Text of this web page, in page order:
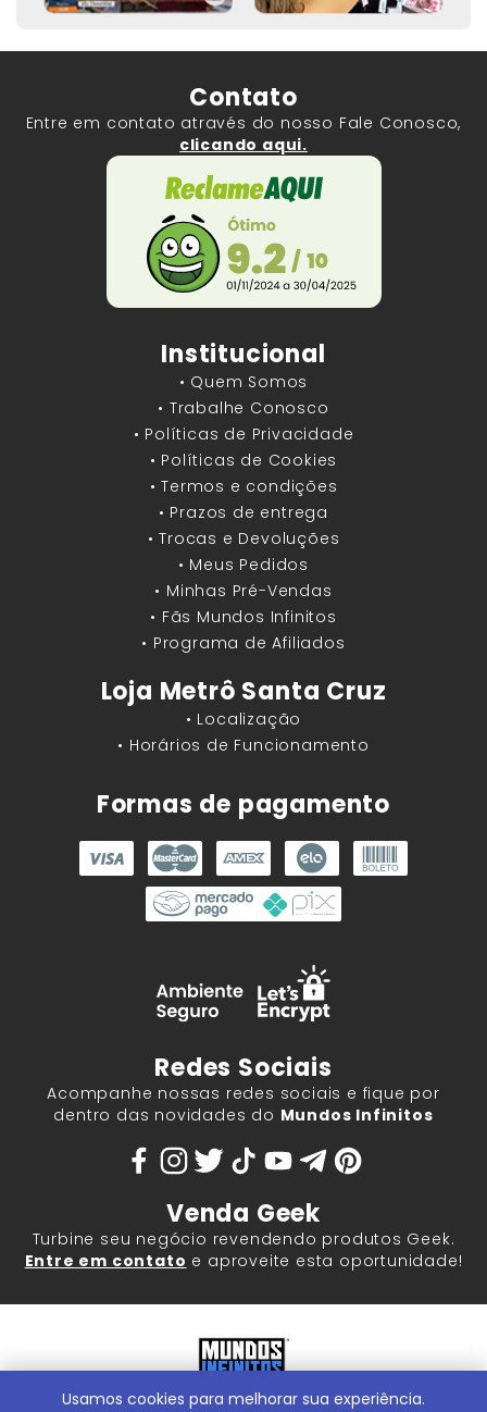
Contato
Entre em contato através do nosso Fale Conosco,
clicando aqui.
Institucional
• Quem Somos
• Trabalhe Conosco
• Políticas de Privacidade
• Políticas de Cookies
• Termos e condições
• Prazos de entrega
• Trocas e Devoluções
• Meus Pedidos
• Minhas Pré-Vendas
• Fãs Mundos Infinitos
• Programa de Afiliados
Loja Metrô Santa Cruz
• Localização
• Horários de Funcionamento
Formas de pagamento
Redes Sociais
Acompanhe nossas redes sociais e fique por
dentro das novidades do Mundos Infinitos
Venda Geek
Turbine seu negócio revendendo produtos Geek.
Entre em contato e aproveite esta oportunidade!
Mundos Infinitos - Publicações e Geek Store |ContentStuff
Usamos cookies para melhorar sua experiência.